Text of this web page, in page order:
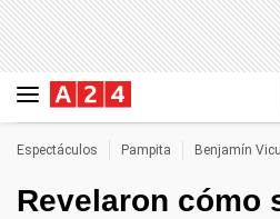
Espectáculos Pampita Benjamín
Revelaron cómo